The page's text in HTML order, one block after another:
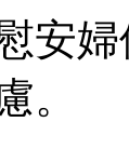
安
。